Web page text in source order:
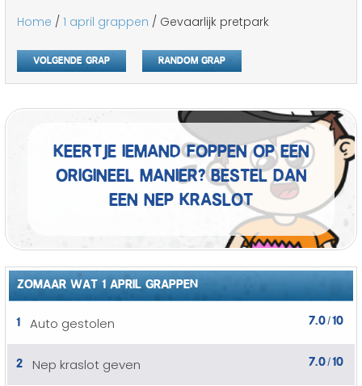
Home / 1 april grappen / Gevaarlijk pretpark
Volgende grap Random grap
Keertje iemand foppen op een
origineel manier? Bestel dan
een nep kraslot
ZOMAAR WAT 1 APRIL GRAPPEN
1 Auto gestolen 7.0/10
2 Nep kraslot geven 7.0/10